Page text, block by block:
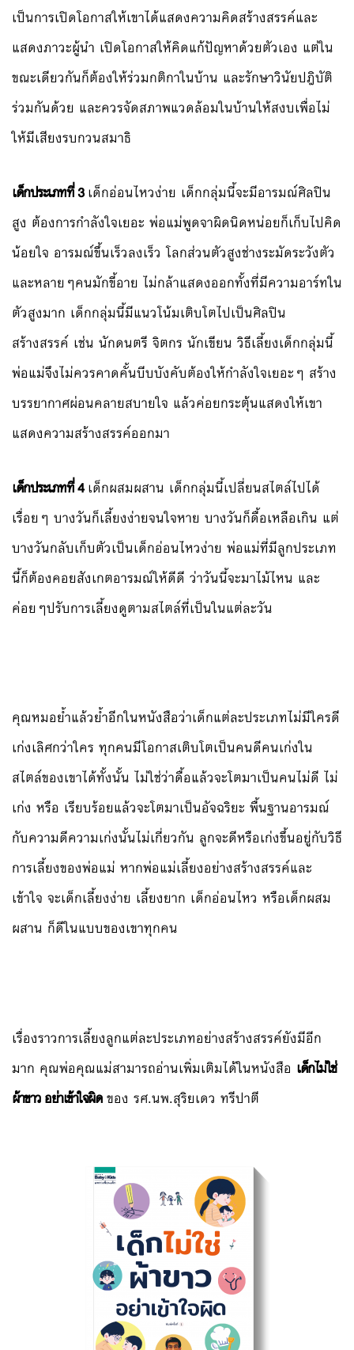
เป็นการเปิดโอกาสให้เขาได้แสดงความคิดสร้างสรรค์และ
แสดงภาวะผู้นำ เปิดโอกาสให้คิดแก้ปัญหาด้วยตัวเอง แต่ใน
ขณะเดียวกันก็ต้องให้ร่วมกติกาในบ้าน และรักษาวินัยปฎิบัติ
ร่วมกันด้วย และควรจัดสภาพแวดล้อมในบ้านให้สงบเพื่อไม่
ให้มีเสียงรบกวนสมาธิ
เด็กประเภทที่ 3เด็กอ่อนไหวง่าย เด็กกลุ่มนี้จะมีอารมณ์ศิลปิน
สูง ต้องการกำลังใจเยอะ พ่อแม่พูดจาผิดนิดหน่อยก็เก็บไปคิด
น้อยใจ อารมณ์ขึ้นเร็วลงเร็ว โลกส่วนตัวสูงช่างระมัดระวังตัว
และหลายๆคนมักขี้อาย ไม่กล้าแสดงออกทั้งที่มีความอาร์ทใน
ตัวสูงมาก เด็กกลุ่มนี้มีแนวโน้มเติบโตไปเป็นศิลปิน
สร้างสรรค์ เช่น นักดนตรี จิตกร นักเขียน วิธีเลี้ยงเด็กกลุ่มนี้
พ่อแม่จึงไม่ควรคาดคั้นบีบบังคับต้องให้กำลังใจเยอะๆ สร้าง
บรรยากาศผ่อนคลายสบายใจ แล้วค่อยกระตุ้นแสดงให้เขา
แสดงความสร้างสรรค์ออกมา
เด็กประเภทที่ 4เด็กผสมผสาน เด็กกลุ่มนี้เปลี่ยนสไตล์ไปได้
เรื่อยๆ บางวันก็เลี้ยงง่ายจนใจหาย บางวันก็ดื้อเหลือเกิน แต่
บางวันกลับเก็บตัวเป็นเด็กอ่อนไหวง่าย พ่อแม่ที่มีลูกประเภท
นี้ก็ต้องคอยสังเกตอารมณ์ให้ดีดี ว่าวันนี้จะมาไม้ไหน และ
ค่อยๆปรับการเลี้ยงดูตามสไตล์ที่เป็นในแต่ละวัน
คุณหมอย้ำแล้วย้ำอีกในหนังสือว่าเด็กแต่ละประเภทไม่มีใครดี
เก่งเลิศกว่าใคร ทุกคนมีโอกาสเติบโตเป็นคนดีคนเก่งใน
สไตล์ของเขาได้ทั้งนั้น ไม่ใช่ว่าดื้อแล้วจะโตมาเป็นคนไม่ดี ไม่
เก่ง หรือ เรียบร้อยแล้วจะโตมาเป็นอัจฉริยะ พื้นฐานอารมณ์
กับความดีความเก่งนั้นไม่เกี่ยวกัน ลูกจะดีหรือเก่งขึ้นอยู่กับวิธี
การเลี้ยงของพ่อแม่ หากพ่อแม่เลี้ยงอย่างสร้างสรรค์และ
เข้าใจ จะเด็กเลี้ยงง่าย เลี้ยงยาก เด็กอ่อนไหว หรือเด็กผสม
ผสาน ก็ดีในแบบของเขาทุกคน
เรื่องราวการเลี้ยงลูกแต่ละประเภทอย่างสร้างสรรค์ยังมีอีก
มาก คุณพ่อคุณแม่สามารถอ่านเพิ่มเติมได้ในหนังสือ เด็กไม่ใช่
ผ้าขาว อย่าเข้าใจผิดของ รศ.นพ.สุริยเดว ทรีปาตี